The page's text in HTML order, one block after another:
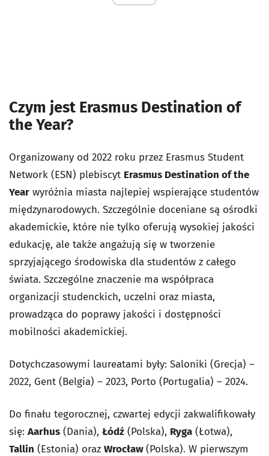
Czym jest Erasmus Destination of
the Year?
Organizowany od 2022 roku przez Erasmus Student
Network (ESN) plebiscyt Erasmus Destination of the
Year wyróżnia miasta najlepiej wspierające studentów
międzynarodowych. Szczególnie doceniane są ośrodki
akademickie, które nie tylko oferują wysokiej jakości
edukację, ale także angażują się w tworzenie
sprzyjającego środowiska dla studentów z całego
świata. Szczególne znaczenie ma współpraca
organizacji studenckich, uczelni oraz miasta,
prowadząca do poprawy jakości i dostępności
mobilności akademickiej.
Dotychczasowymi laureatami były: Saloniki (Grecja) –
2022, Gent (Belgia) – 2023, Porto (Portugalia) – 2024.
Do finału tegorocznej, czwartej edycji zakwalifikowały
się: Aarhus (Dania), Łódź (Polska), Ryga (Łotwa),
Tallin (Estonia) oraz Wrocław(Polska). W pierwszym